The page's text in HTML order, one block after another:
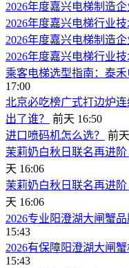
2026年度嘉兴电梯制造
2026年度嘉兴电梯行业
2026年度嘉兴电梯制造
2026年度嘉兴电梯行业
乘客电梯选型指南：泰
17:00
北京必吃榜广式打边炉
出了谁？
前天 16:50
进口喷码机怎么选？
前
茉莉奶白秋日联名再进
天 16:06
茉莉奶白秋日联名再进
天 16:06
2026专业阳澄湖大闸蟹
15:43
2026有保障阳澄湖大闸
15:43